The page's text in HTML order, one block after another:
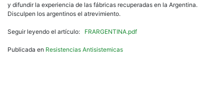
y difundir la experiencia de las fábricas recuperadas en la Argentina.
Disculpen los argentinos el atrevimiento.
Seguir leyendo el artículo: FRARGENTINA.pdf
Publicada en Resistencias Antisistemicas